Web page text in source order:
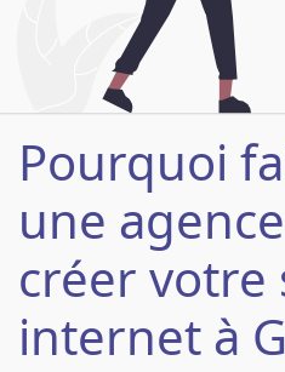
Pourquoi
une
créer votre
internet à